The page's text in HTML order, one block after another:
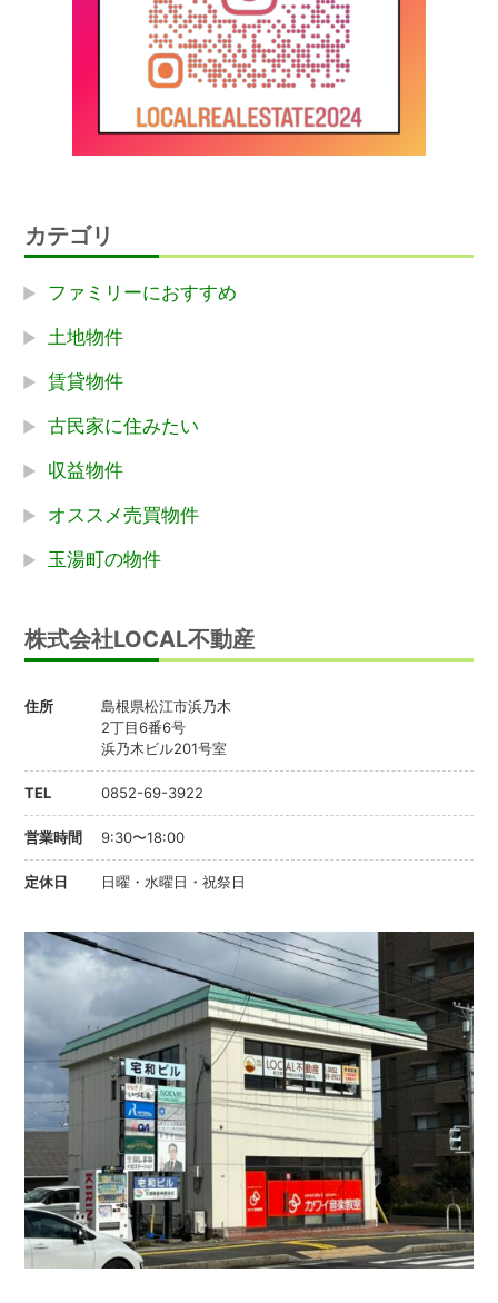
カテゴリ
ファミリーにおすすめ
土地物件
賃貸物件
古民家に住みたい
収益物件
オススメ売買物件
玉湯町の物件
株式会社LOCAL不動産
住所
島根県松江市浜乃木
2丁目6番6号
浜乃木ビル201号室
TEL 0852-69-3922
営業時間 9:30〜18:00
定休日 日曜・水曜日・祝祭日